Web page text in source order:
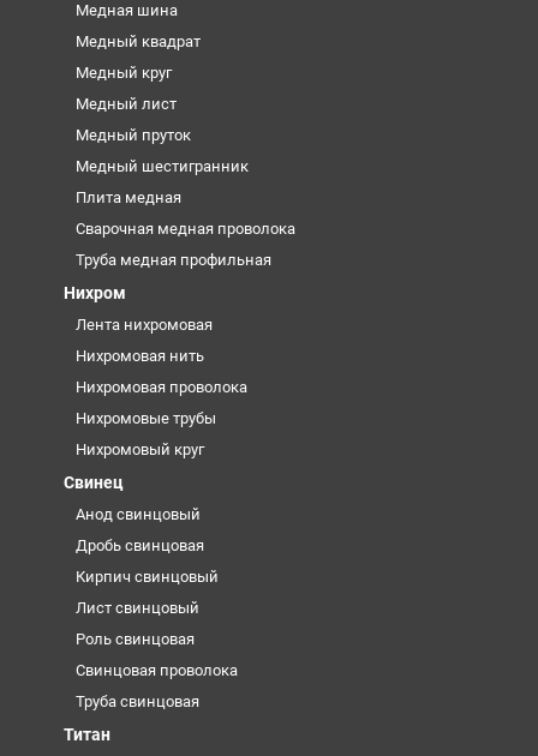
Медная шина
Медный квадрат
Медный круг
Медный лист
Медный пруток
Медный шестигранник
Плита медная
Сварочная медная проволока
Труба медная профильная
Нихром
Лента нихромовая
Нихромовая нить
Нихромовая проволока
Нихромовые трубы
Нихромовый круг
Свинец
Анод свинцовый
Дробь свинцовая
Кирпич свинцовый
Лист свинцовый
Роль свинцовая
Свинцовая проволока
Труба свинцовая
Титан